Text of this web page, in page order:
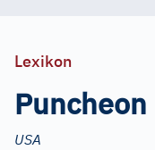
Lexikon
Puncheon
USA